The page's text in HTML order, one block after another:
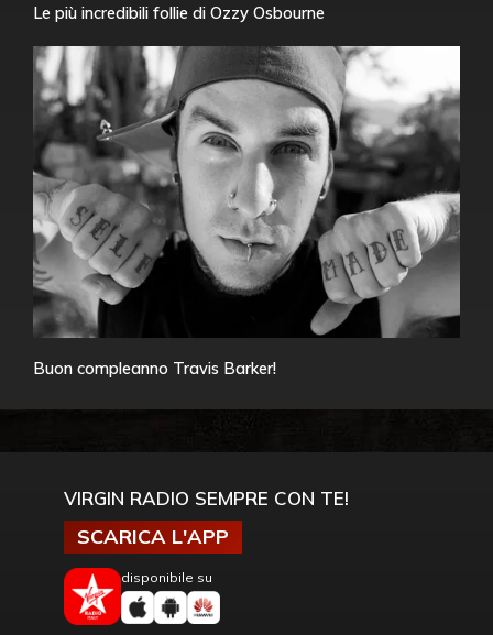
Le più incredibili follie di Ozzy Osbourne
Buon compleanno Travis Barker!
VIRGIN RADIO SEMPRE CON TE!
SCARICA L'APP
disponibile su